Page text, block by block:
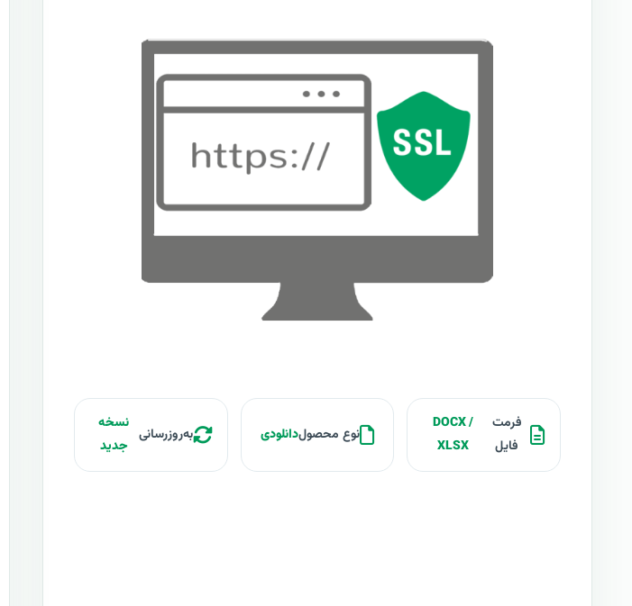
فرمت
فایل
DOCX /
XLSX
نوع محصولدانلودی به‌روزرسانی
نسخه
جدید